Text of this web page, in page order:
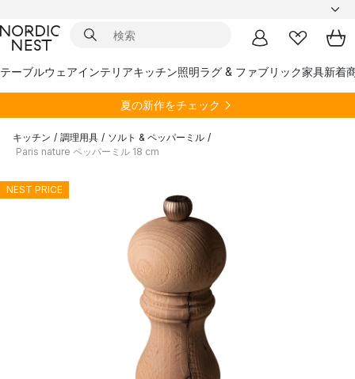
テーブルウェアインテリアキッチン照明ラグ & ファブリック家具新着
夏の新作をチェック
キッチン / 調理用具 / ソルト & ペッパーミル /
Paris nature ペッパーミル 18 cm
NEST PRICE